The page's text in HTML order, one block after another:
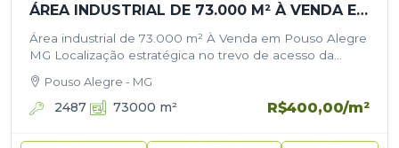
ÁREA INDUSTRIAL DE 73.000 M² À VENDA EM POUSO ALEGRE/MG
Área industrial de 73.000 m² À Venda em Pouso Alegre
MG Localização estratégica no trevo de acesso da
logísticos, indústrias e empreendimentos…
Pouso Alegre - MG
2487 73000 m² R$400,00/m²